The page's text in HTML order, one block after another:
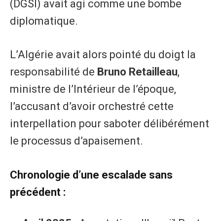
(DGSI) avait agi comme une bombe
diplomatique.
​L’Algérie avait alors pointé du doigt la
responsabilité de Bruno Retailleau,
ministre de l’Intérieur de l’époque,
l’accusant d’avoir orchestré cette
interpellation pour saboter délibérément
le processus d’apaisement.
​Chronologie d’une escalade sans
précédent :